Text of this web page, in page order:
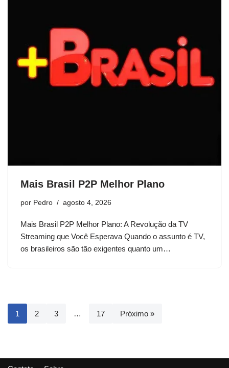
Mais Brasil P2P Melhor Plano
por Pedro agosto 4, 2026
Mais Brasil P2P Melhor Plano: A Revolução da TV
Streaming que Você Esperava Quando o assunto é TV,
os brasileiros são tão exigentes quanto um…
1 2 3 … 17 Próximo »